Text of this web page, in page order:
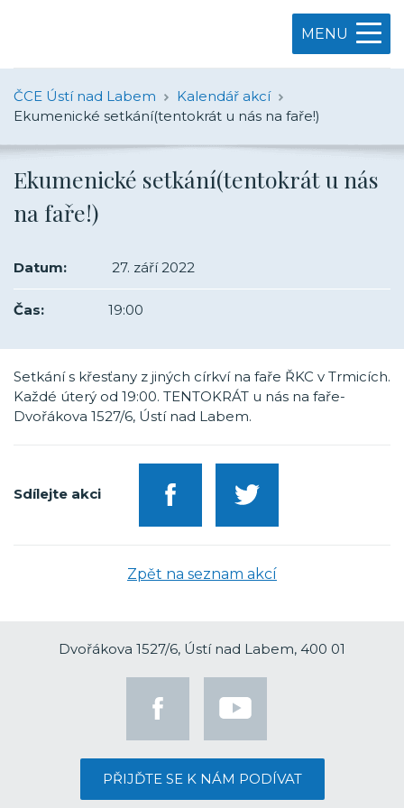
MENU
ČCE Ústí nad Labem
Kalendář akcí
Ekumenické setkání(tentokrát u nás na faře!)
Ekumenické setkání(tentokrát u nás
na faře!)
Datum: 27. září 2022
Čas: 19:00
Setkání s křesťany z jiných církví na faře ŘKC v Trmicích.
Každé úterý od 19:00. TENTOKRÁT u nás na faře-
Dvořákova 1527/6, Ústí nad Labem.
Sdílejte akci
Zpět na seznam akcí
Dvořákova 1527/6, Ústí nad Labem, 400 01
PŘIJĎTE SE K NÁM PODÍVAT